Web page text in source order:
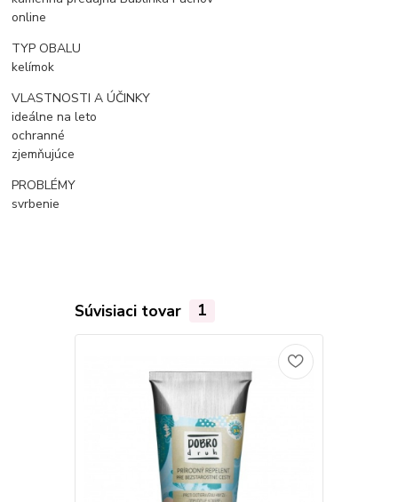
online
TYP OBALU
kelímok
VLASTNOSTI A ÚČINKY
ideálne na leto
ochranné
zjemňujúce
PROBLÉMY
svrbenie
Súvisiaci tovar 1